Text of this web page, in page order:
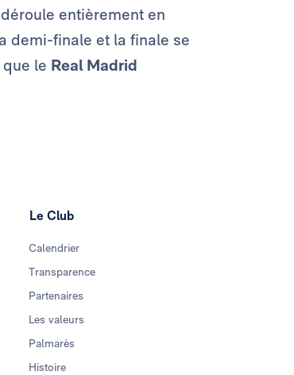
entièrement en
demi-finale et la finale se
le Real Madrid
Le Club
Calendrier
Transparence
Partenaires
Les valeurs
Palmarès
Histoire